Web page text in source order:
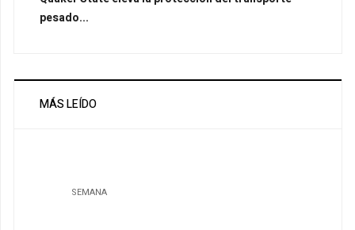
pesado...
MÁS LEÍDO
SEMANA